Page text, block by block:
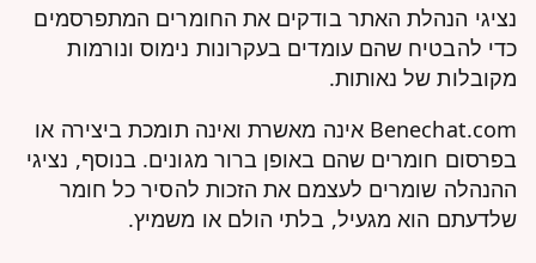
נציגי הנהלת האתר בודקים את החומרים המתפרסמים
כדי להבטיח שהם עומדים בעקרונות נימוס ונורמות
מקובלות של נאותות.
Benechat.com אינה מאשרת ואינה תומכת ביצירה או
בפרסום חומרים שהם באופן ברור מגונים. בנוסף, נציגי
ההנהלה שומרים לעצמם את הזכות להסיר כל חומר
שלדעתם הוא מגעיל, בלתי הולם או משמיץ.